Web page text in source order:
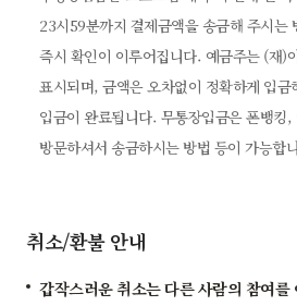
23시59분까지 결제금액을 송금해 주시는
즉시 확인이 이루어집니다. 예금주는 (재)
표시되며, 금액은 오차없이 정확하게 입금
입금이 완료됩니다. 무통장입금은 폰뱅킹
방문하셔서 송금하시는 방법 등이 가능합
취소/환불 안내
갑작스러운 취소는 다른 사람의 참여를